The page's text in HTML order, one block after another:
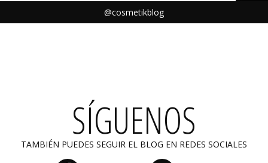
@cosmetikblog
SÍGUENOS
TAMBIÉN PUEDES SEGUIR EL BLOG EN REDES SOCIALES